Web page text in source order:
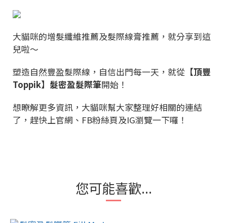
大貓咪的增髮纖維推薦及髮際線膏推薦，就分享到這
兒啦～
塑造自然豐盈髮際線，自信出門每一天，就從 【頂豐
Toppik】髮密盈髮際筆開始！
想瞭解更多資訊，大貓咪幫大家整理好相關的連結
了，趕快上官網、 FB粉絲頁及IG瀏覽一下囉！
您可能喜歡...